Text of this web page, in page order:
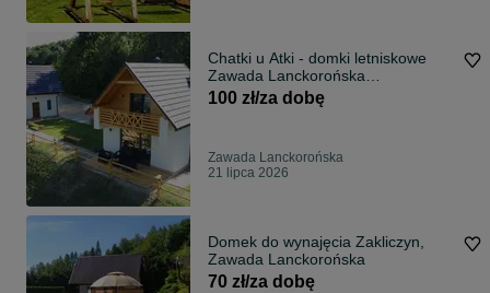
Chatki u Atki - domki letniskowe
Zawada Lanckorońska
(apartamenty)
100 zł/za dobę
Zawada Lanckorońska
21 lipca 2026
Domek do wynajęcia Zakliczyn,
Zawada Lanckorońska
70 zł/za dobę